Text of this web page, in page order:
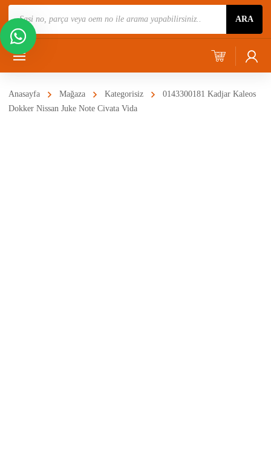
Ara
ARA
Anasayfa Mağaza Kategorisiz
0143300181 Kadjar Kaleos
Dokker Nissan Juke Note Civata Vida